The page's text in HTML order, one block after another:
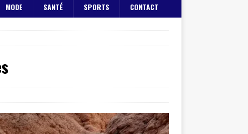
MODE SANTÉ SPORTS CONTACT